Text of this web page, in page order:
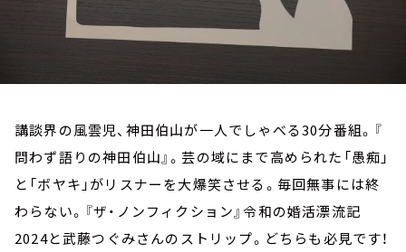
講談界の風雲児、神田伯山が一人でしゃべる30分番組。『
問わず語りの神田伯山』。芸の域にまで高められた「愚痴」
と「ボヤキ」がリスナーを大爆笑させる。毎回無事には終
わらない。『ザ・ノンフィクション』令和の婚活漂流記
2024と武藤つぐみさんのストリップ。どちらも必見です！